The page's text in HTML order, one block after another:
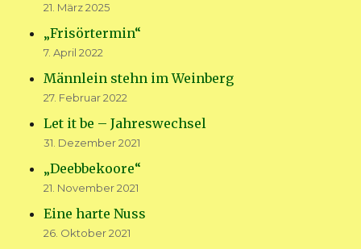
21. März 2025
„Frisörtermin“
7. April 2022
Männlein stehn im Weinberg
27. Februar 2022
Let it be – Jahreswechsel
31. Dezember 2021
„Deebbekoore“
21. November 2021
Eine harte Nuss
26. Oktober 2021